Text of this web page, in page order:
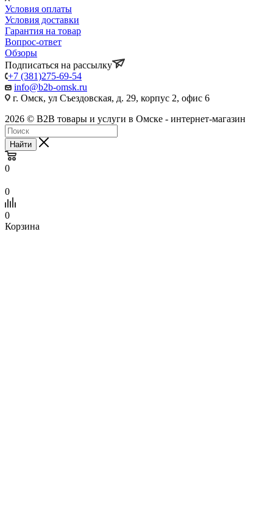
Условия оплаты
Условия доставки
Гарантия на товар
Вопрос-ответ
Обзоры
Подписаться на рассылку
+7 (381)275-69-54
info@b2b-omsk.ru
г. Омск, ул Съездовская, д. 29, корпус 2, офис 6
2026 © B2B товары и услуги в Омске - интернет-магазин
Найти
0
0
0
Корзина